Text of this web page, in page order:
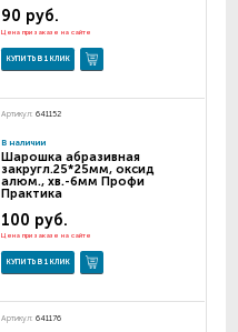
90 руб.
Цена при заказе на сайте
КУПИТЬ В 1 КЛИК
Артикул: 641152
В наличии
Шарошка абразивная
закругл.25*25мм, оксид
алюм., хв.-6мм Профи
Практика
100 руб.
Цена при заказе на сайте
КУПИТЬ В 1 КЛИК
Артикул: 641176